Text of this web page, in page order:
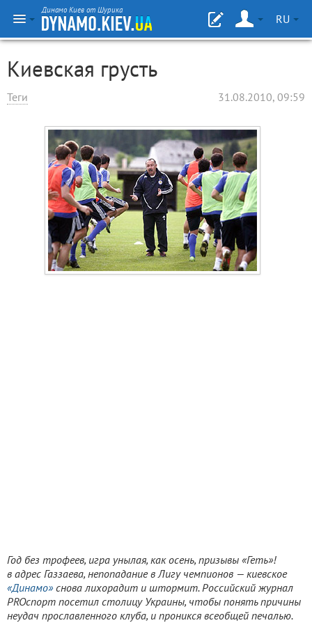
Динамо Киев от Шурика
RU
Киевская грусть
Теги 31.08.2010, 09:59
Год без трофеев, игра унылая, как осень, призывы «Геть»!
в адрес Газзаева, непопадание в Лигу чемпионов — киевское
«Динамо»снова лихорадит и штормит. Российский журнал
PROспорт посетил столицу Украины, чтобы понять причины
неудач прославленного клуба, и проникся всеобщей печалью.